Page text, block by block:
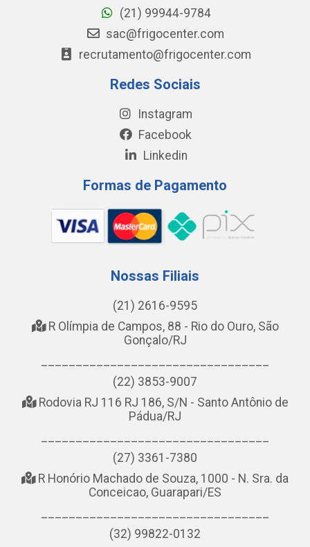
(21) 99944-9784
sac@frigocenter.com
recrutamento@frigocenter.com
Redes Sociais
Instagram
Facebook
Linkedin
Formas de Pagamento
Nossas Filiais
(21) 2616-9595
R Olímpia de Campos, 88 - Rio do Ouro, São
Gonçalo/RJ
(22) 3853-9007
Rodovia RJ 116 RJ 186, S/N - Santo Antônio de
Pádua/RJ
(27) 3361-7380
R Honório Machado de Souza, 1000 - N. Sra. da
Conceicao, Guarapari/ES
(32) 99822-0132